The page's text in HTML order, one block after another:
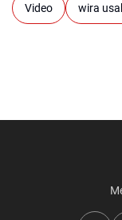
Video wira